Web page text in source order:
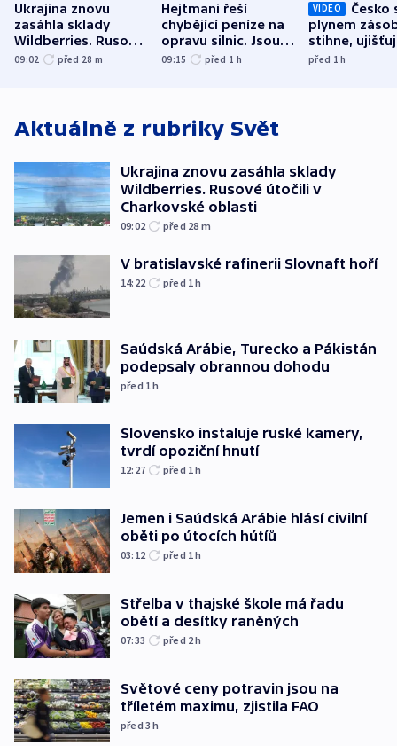
Ukrajina znovu
zasáhla sklady
Wildberries. Rusové
útočili v Charkovské
09:02 před 28 m
Hejtmani řeší
chybějící peníze na
opravu silnic. Jsou
nenárokové, namítá
09:15 před 1 h
VIDEO
Česko
plynem
stihne,
expert.
před 1h
Aktuálně z rubriky Svět
Ukrajina znovu zasáhla sklady
Wildberries. Rusové útočili v
Charkovské oblasti
09:02 před 28 m
V bratislavské rafinerii Slovnaft hoří
14:22 před 1h
Saúdská Arábie, Turecko a Pákistán
podepsaly obrannou dohodu
před 1h
Slovensko instaluje ruské kamery,
tvrdí opoziční hnutí
12:27 před 1h
Jemen i Saúdská Arábie hlásí civilní
oběti po útocích hútíů
03:12 před 1h
Střelba v thajské škole má řadu
obětí a desítky raněných
07:33 před 2h
Světové ceny potravin jsou na
tříletém maximu, zjistila FAO
před 3h